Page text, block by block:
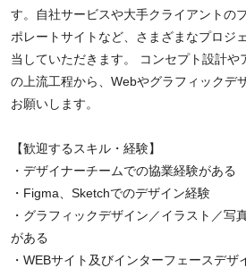
す。自社サービスや大手クライアントの
ポレートサイトなど、さまざまなプロジ
当していただきます。 コンセプト設計や
の上流工程から、Webやグラフィックデ
お願いします。
【歓迎するスキル・経験】
・デザイナーチームでの協業経験がある
・Figma、Sketchでのデザイン経験
・グラフィックデザイン／イラスト／写
がある
・WEBサイト及びインターフェースデザ